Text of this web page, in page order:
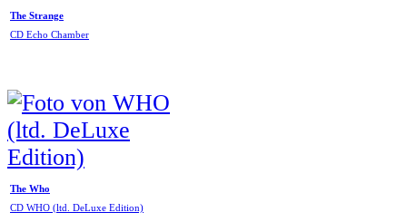
The Strange
CD Echo Chamber
The Who
CD WHO (ltd. DeLuxe Edition)